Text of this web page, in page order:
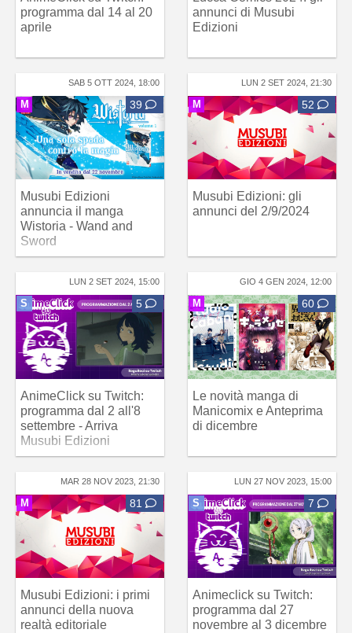
programma dal 14 al 20
aprile
annunci di Musubi
Edizioni
SAB 5 OTT 2024, 18:00
M 39
Musubi Edizioni
annuncia il manga
Wistoria - Wand and
Sword
LUN 2 SET 2024, 21:30
M 52
Musubi Edizioni: gli
annunci del 2/9/2024
LUN 2 SET 2024, 15:00
S 5
AnimeClick su Twitch:
programma dal 2 all'8
settembre - Arriva
Musubi Edizioni
GIO 4 GEN 2024, 12:00
M 60
Le novità manga di
Manicomix e Anteprima
di dicembre
MAR 28 NOV 2023, 21:30
M 81
Musubi Edizioni: i primi
annunci della nuova
realtà editoriale
LUN 27 NOV 2023, 15:00
S 7
Animeclick su Twitch:
programma dal 27
novembre al 3 dicembre